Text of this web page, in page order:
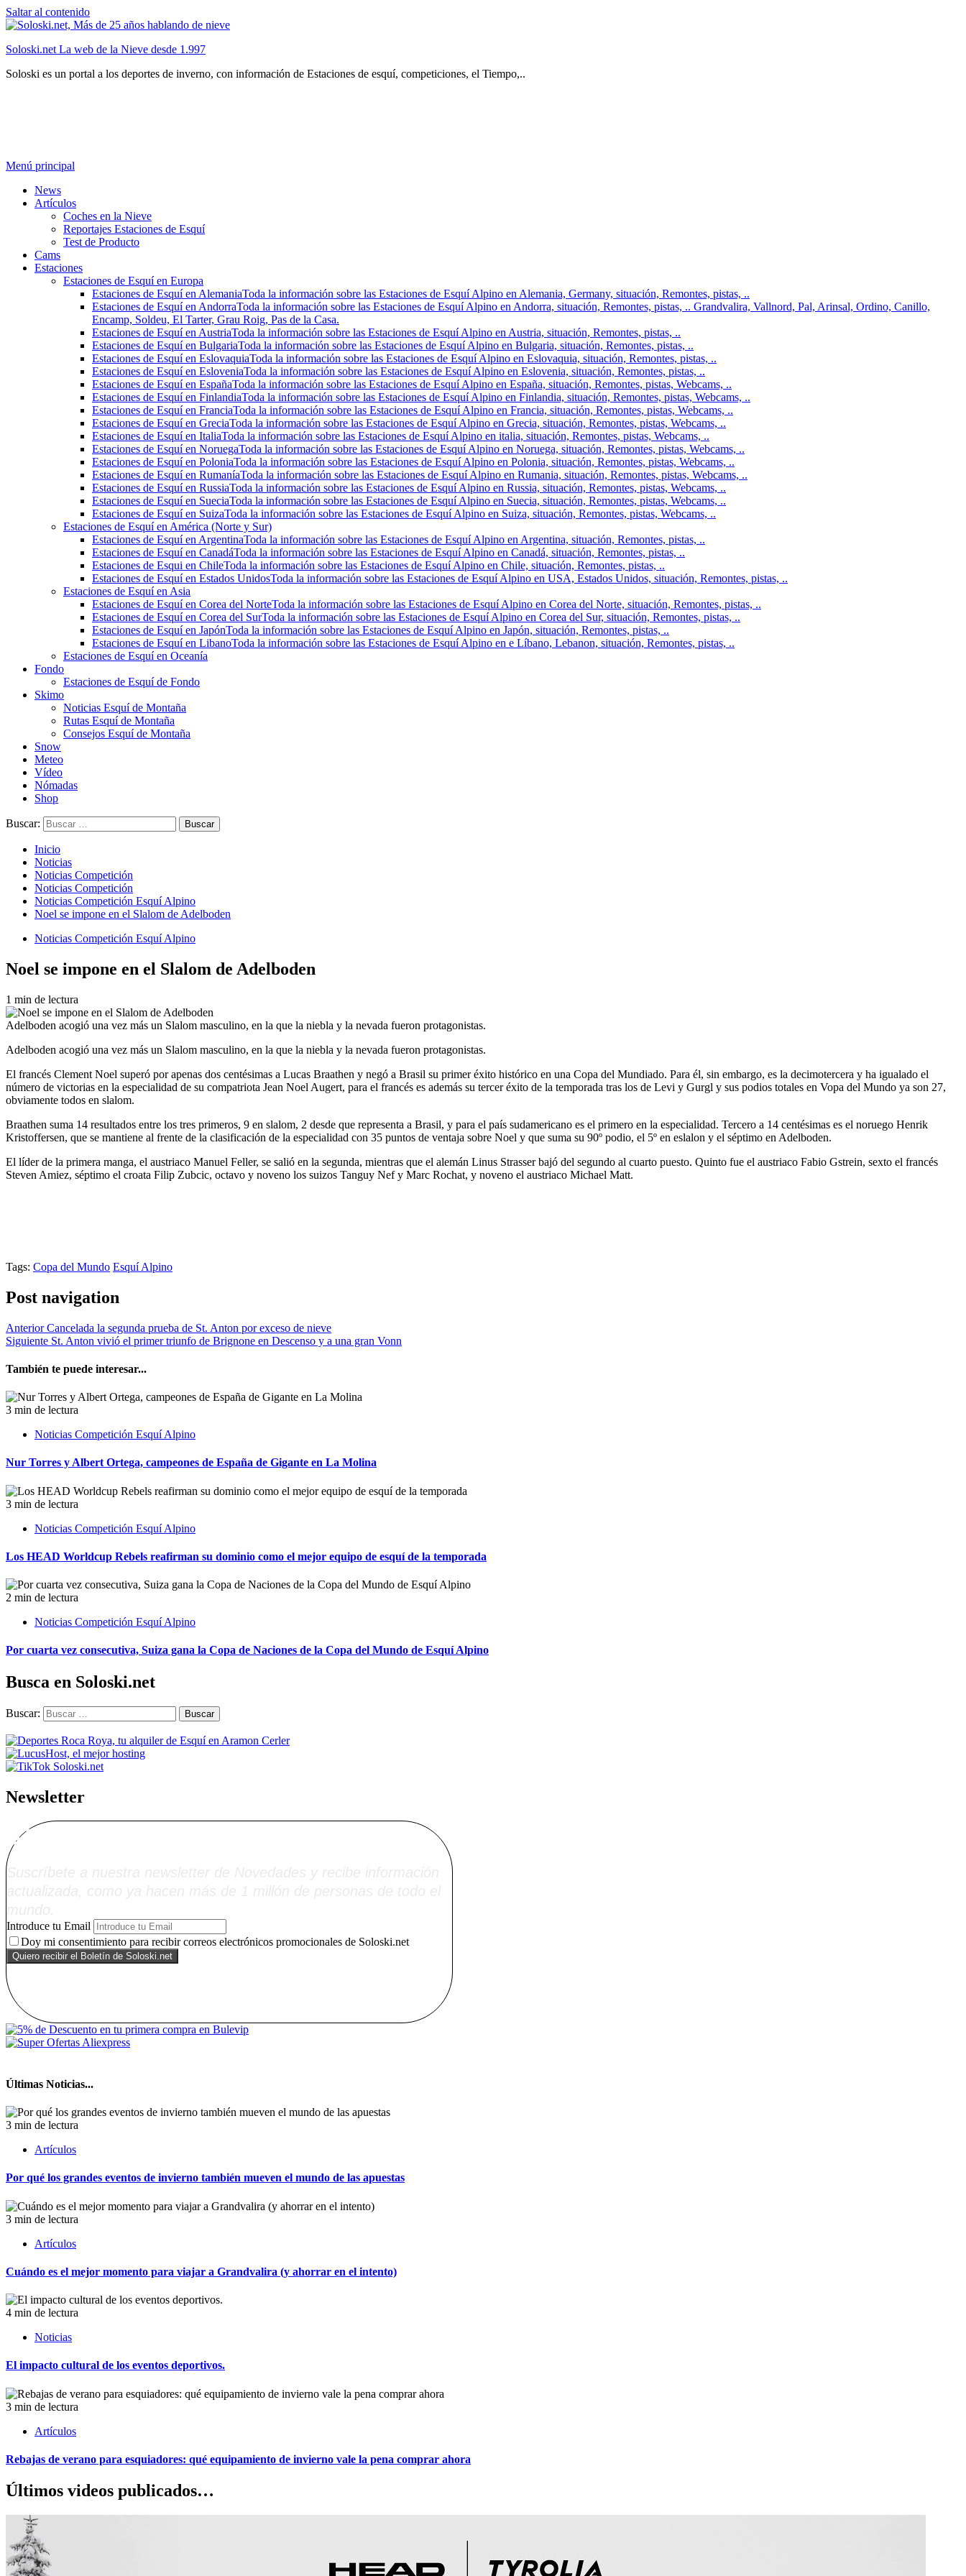
Saltar al contenido
Soloski.net La web de la Nieve desde 1.997
Soloski es un portal a los deportes de inverno, con información de Estaciones de esquí, competiciones, el Tiempo,..
Menú principal
News
Artículos
Coches en la Nieve
Reportajes Estaciones de Esquí
Test de Producto
Cams
Estaciones
Estaciones de Esquí en Europa
Estaciones de Esquí en AlemaniaToda la información sobre las Estaciones de Esquí Alpino en Alemania, Germany, situación, Remontes, pistas, ..
Estaciones de Esquí en AndorraToda la información sobre las Estaciones de Esquí Alpino en Andorra, situación, Remontes, pistas, .. Grandvalira, Vallnord, Pal, Arinsal, Ordino, Canillo,
Encamp, Soldeu, El Tarter, Grau Roig, Pas de la Casa.
Estaciones de Esquí en AustriaToda la información sobre las Estaciones de Esquí Alpino en Austria, situación, Remontes, pistas, ..
Estaciones de Esquí en BulgariaToda la información sobre las Estaciones de Esquí Alpino en Bulgaria, situación, Remontes, pistas, ..
Estaciones de Esquí en EslovaquiaToda la información sobre las Estaciones de Esquí Alpino en Eslovaquia, situación, Remontes, pistas, ..
Estaciones de Esquí en EsloveniaToda la información sobre las Estaciones de Esquí Alpino en Eslovenia, situación, Remontes, pistas, ..
Estaciones de Esquí en EspañaToda la información sobre las Estaciones de Esquí Alpino en España, situación, Remontes, pistas, Webcams, ..
Estaciones de Esquí en FinlandiaToda la información sobre las Estaciones de Esquí Alpino en Finlandia, situación, Remontes, pistas, Webcams, ..
Estaciones de Esquí en FranciaToda la información sobre las Estaciones de Esquí Alpino en Francia, situación, Remontes, pistas, Webcams, ..
Estaciones de Esquí en GreciaToda la información sobre las Estaciones de Esquí Alpino en Grecia, situación, Remontes, pistas, Webcams, ..
Estaciones de Esquí en ItaliaToda la información sobre las Estaciones de Esquí Alpino en italia, situación, Remontes, pistas, Webcams, ..
Estaciones de Esquí en NoruegaToda la información sobre las Estaciones de Esquí Alpino en Noruega, situación, Remontes, pistas, Webcams, ..
Estaciones de Esquí en PoloniaToda la información sobre las Estaciones de Esquí Alpino en Polonia, situación, Remontes, pistas, Webcams, ..
Estaciones de Esquí en RumaníaToda la información sobre las Estaciones de Esquí Alpino en Rumania, situación, Remontes, pistas, Webcams, ..
Estaciones de Esquí en RussiaToda la información sobre las Estaciones de Esquí Alpino en Russia, situación, Remontes, pistas, Webcams, ..
Estaciones de Esquí en SueciaToda la información sobre las Estaciones de Esquí Alpino en Suecia, situación, Remontes, pistas, Webcams, ..
Estaciones de Esquí en SuizaToda la información sobre las Estaciones de Esquí Alpino en Suiza, situación, Remontes, pistas, Webcams, ..
Estaciones de Esquí en América (Norte y Sur)
Estaciones de Esquí en ArgentinaToda la información sobre las Estaciones de Esquí Alpino en Argentina, situación, Remontes, pistas, ..
Estaciones de Esquí en CanadáToda la información sobre las Estaciones de Esquí Alpino en Canadá, situación, Remontes, pistas, ..
Estaciones de Esqui en ChileToda la información sobre las Estaciones de Esquí Alpino en Chile, situación, Remontes, pistas, ..
Estaciones de Esquí en Estados UnidosToda la información sobre las Estaciones de Esquí Alpino en USA, Estados Unidos, situación, Remontes, pistas, ..
Estaciones de Esquí en Asia
Estaciones de Esquí en Corea del NorteToda la información sobre las Estaciones de Esquí Alpino en Corea del Norte, situación, Remontes, pistas, ..
Estaciones de Esquí en Corea del SurToda la información sobre las Estaciones de Esquí Alpino en Corea del Sur, situación, Remontes, pistas, ..
Estaciones de Esquí en JapónToda la información sobre las Estaciones de Esquí Alpino en Japón, situación, Remontes, pistas, ..
Estaciones de Esquí en LibanoToda la información sobre las Estaciones de Esquí Alpino en e Líbano, Lebanon, situación, Remontes, pistas, ..
Estaciones de Esquí en Oceanía
Fondo
Estaciones de Esquí de Fondo
Skimo
Noticias Esquí de Montaña
Rutas Esquí de Montaña
Consejos Esquí de Montaña
Snow
Meteo
Vídeo
Nómadas
Shop
Buscar:
Inicio
Noticias
Noticias Competición
Noticias Competición
Noticias Competición Esquí Alpino
Noel se impone en el Slalom de Adelboden
Noticias Competición Esquí Alpino
Noel se impone en el Slalom de Adelboden
1 min de lectura
Adelboden acogió una vez más un Slalom masculino, en la que la niebla y la nevada fueron protagonistas.
Adelboden acogió una vez más un Slalom masculino, en la que la niebla y la nevada fueron protagonistas.
El francés Clement Noel superó por apenas dos centésimas a Lucas Braathen y negó a Brasil su primer éxito histórico en una Copa del Mundiado. Para él, sin embargo, es la decimotercera y ha igualado el
número de victorias en la especialidad de su compatriota Jean Noel Augert, para el francés es además su tercer éxito de la temporada tras los de Levi y Gurgl y sus podios totales en Vopa del Mundo ya son 27,
obviamente todos en slalom.
Braathen suma 14 resultados entre los tres primeros, 9 en slalom, 2 desde que representa a Brasil, y para el país sudamericano es el primero en la especialidad. Tercero a 14 centésimas es el noruego Henrik
Kristoffersen, que se mantiene al frente de la clasificación de la especialidad con 35 puntos de ventaja sobre Noel y que suma su 90º podio, el 5º en eslalon y el séptimo en Adelboden.
El líder de la primera manga, el austriaco Manuel Feller, se salió en la segunda, mientras que el alemán Linus Strasser bajó del segundo al cuarto puesto. Quinto fue el austriaco Fabio Gstrein, sexto el francés
Steven Amiez, séptimo el croata Filip Zubcic, octavo y noveno los suizos Tanguy Nef y Marc Rochat, y noveno el austriaco Michael Matt.
Tags: Copa del Mundo Esquí Alpino
Post navigation
AnteriorCancelada la segunda prueba de St. Anton por exceso de nieve
Siguiente St. Anton vivió el primer triunfo de Brignone en Descenso y a una gran Vonn
También te puede interesar...
3 min de lectura
Noticias Competición Esquí Alpino
Nur Torres y Albert Ortega, campeones de España de Gigante en La Molina
3 min de lectura
Noticias Competición Esquí Alpino
Los HEAD Worldcup Rebels reafirman su dominio como el mejor equipo de esquí de la temporada
2 min de lectura
Noticias Competición Esquí Alpino
Por cuarta vez consecutiva, Suiza gana la Copa de Naciones de la Copa del Mundo de Esquí Alpino
Busca en Soloski.net
Buscar:
Newsletter
Alta Boletín Soloski.net
Suscríbete a nuestra newsletter de Novedades y recibe información
Introduce tu Email
Doy mi consentimiento para recibir correos electrónicos promocionales de Soloski.net
Últimas Noticias...
3 min de lectura
Artículos
Por qué los grandes eventos de invierno también mueven el mundo de las apuestas
3 min de lectura
Artículos
Cuándo es el mejor momento para viajar a Grandvalira (y ahorrar en el intento)
4 min de lectura
Noticias
El impacto cultural de los eventos deportivos.
3 min de lectura
Artículos
Rebajas de verano para esquiadores: qué equipamiento de invierno vale la pena comprar ahora
Últimos videos publicados…